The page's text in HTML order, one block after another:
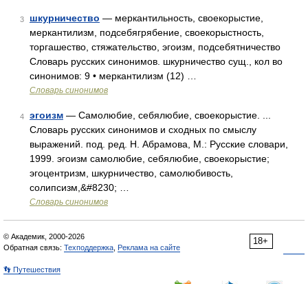
3 шкурничество — меркантильность, своекорыстие,
меркантилизм, подсебягрябение, своекорыстность,
торгашество, стяжательство, эгоизм, подсебятничество
Словарь русских синонимов. шкурничество сущ., кол во
синонимов: 9 • меркантилизм (12) …
Словарь синонимов
4 эгоизм — Самолюбие, себялюбие, своекорыстие. ...
Словарь русских синонимов и сходных по смыслу
выражений. под. ред. Н. Абрамова, М.: Русские словари,
1999. эгоизм самолюбие, себялюбие, своекорыстие;
эгоцентризм, шкурничество, самолюбивость,
солипсизм,&#8230; …
Словарь синонимов
18+
© Академик, 2000-2026
Обратная связь: Техподдержка Реклама на сайте
👣 Путешествия